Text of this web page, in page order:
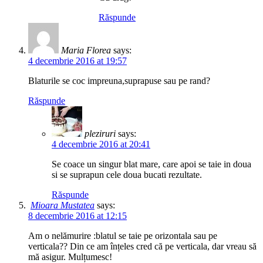
Răspunde
Maria Florea says:
4 decembrie 2016 at 19:57
Blaturile se coc impreuna,suprapuse sau pe rand?
Răspunde
pleziruri says:
4 decembrie 2016 at 20:41
Se coace un singur blat mare, care apoi se taie in doua
si se suprapun cele doua bucati rezultate.
Răspunde
Mioara Mustatea says:
8 decembrie 2016 at 12:15
Am o nelămurire :blatul se taie pe orizontala sau pe
verticala?? Din ce am înțeles cred că pe verticala, dar vreau să
mă asigur. Mulțumesc!